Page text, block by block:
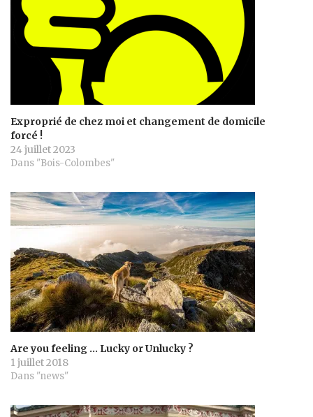
Exproprié de chez moi et changement de domicile
forcé !
24 juillet 2023
Dans "Bois-Colombes"
Are you feeling … Lucky or Unlucky ?
1 juillet 2018
Dans "news"